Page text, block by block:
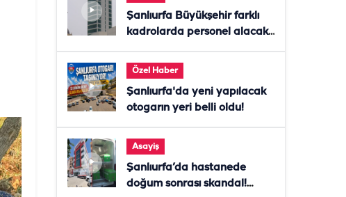
Şanlıurfa Büyükşehir farklı
kadrolarda personel alacak!
Özel Haber
Şanlıurfa'da yeni yapılacak
otogarın yeri belli oldu!
Asayiş
Şanlıurfa’da hastanede
doğum sonrası skandal!